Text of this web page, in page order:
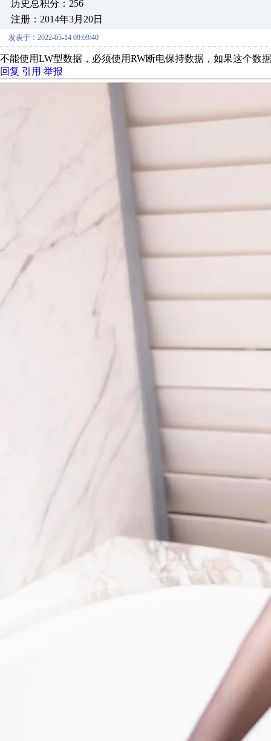
历史总积分：256
注册：2014年3月20日
发表于：2022-05-14 09:09:40
不能使用LW型数据，必须使用RW断电保持数据，如果这个数
回复 引用 举报